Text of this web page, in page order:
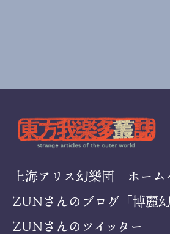
上海アリス幻樂団 ホーム
ZUNさんのブログ「博麗幻
ZUNさんのツイッター